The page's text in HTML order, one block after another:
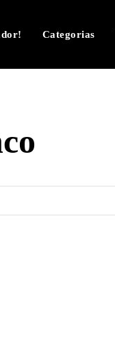
Categorias